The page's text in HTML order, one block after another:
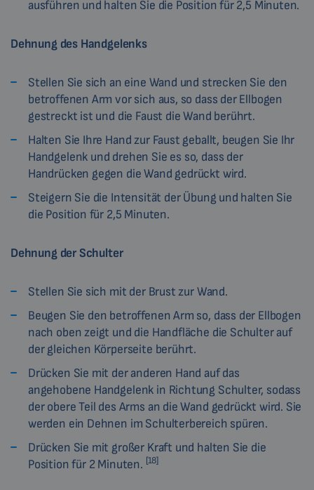
ausführen und halten Sie die Position für 2,5 Minuten.
Dehnung des Handgelenks
Stellen Sie sich an eine Wand und strecken Sie den
betroffenen Arm vor sich aus, so dass der Ellbogen
gestreckt ist und die Faust die Wand berührt.
Halten Sie Ihre Hand zur Faust geballt, beugen Sie Ihr
Handgelenk und drehen Sie es so, dass der
Handrücken gegen die Wand gedrückt wird.
Steigern Sie die Intensität der Übung und halten Sie
die Position für 2,5 Minuten.
Dehnung der Schulter
Stellen Sie sich mit der Brust zur Wand.
Beugen Sie den betroffenen Arm so, dass der Ellbogen
nach oben zeigt und die Handfläche die Schulter auf
der gleichen Körperseite berührt.
Drücken Sie mit der anderen Hand auf das
angehobene Handgelenk in Richtung Schulter, sodass
der obere Teil des Arms an die Wand gedrückt wird. Sie
werden ein Dehnen im Schulterbereich spüren.
Drücken Sie mit großer Kraft und halten Sie die
Position für 2 Minuten. [18]